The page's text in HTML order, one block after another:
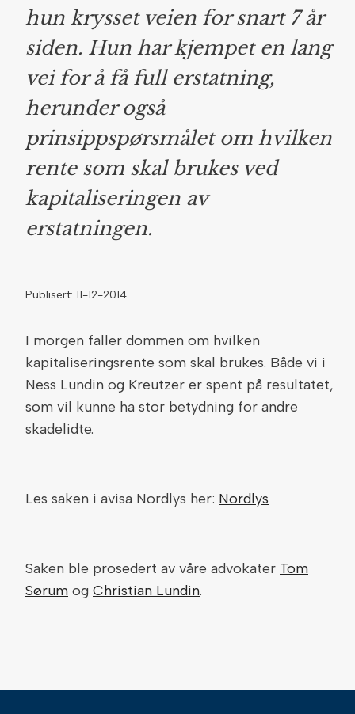
hun krysset veien for snart 7 år
siden. Hun har kjempet en lang
vei for å få full erstatning,
herunder også
prinsippspørsmålet om hvilken
rente som skal brukes ved
kapitaliseringen av
erstatningen.
Publisert: 11-12-2014
I morgen faller dommen om hvilken
kapitaliseringsrente som skal brukes. Både vi i
Ness Lundin og Kreutzer er spent på resultatet,
som vil kunne ha stor betydning for andre
skadelidte.
Les saken i avisa Nordlys her: Nordlys
Saken ble prosedert av våre advokater Tom
Sørum og Christian Lundin.